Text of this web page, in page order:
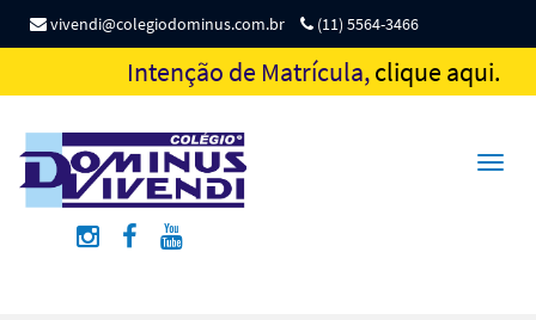
vivendi@colegiodominus.com.br (11) 5564-3466
Intenção de Matrícula,clique aqui.
Toggle